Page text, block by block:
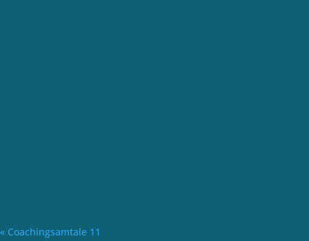
« Coaching­samtale 11